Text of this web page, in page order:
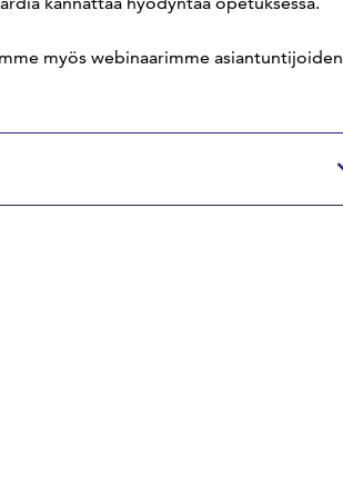
myös webinaarimme asiantuntijoiden